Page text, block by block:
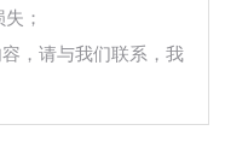
；
，请与我们联系，我